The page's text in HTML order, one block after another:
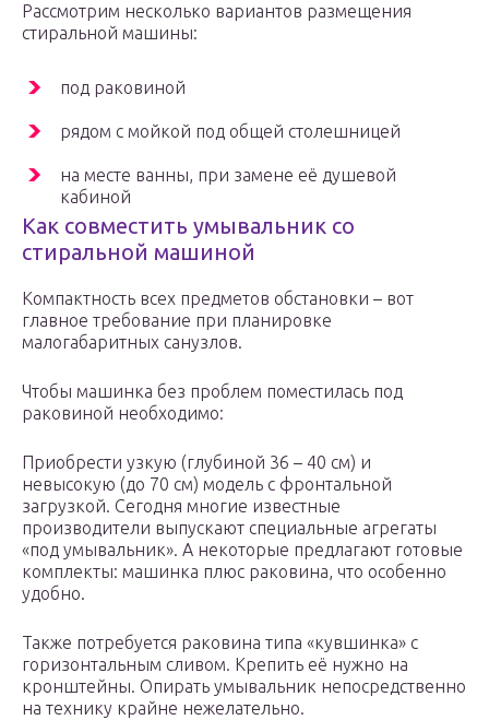
Рассмотрим несколько вариантов размещения
стиральной машины:
под раковиной
рядом с мойкой под общей столешницей
на месте ванны, при замене её душевой
кабиной
Как совместить умывальник со
стиральной машиной
Компактность всех предметов обстановки – вот
главное требование при планировке
малогабаритных санузлов.
Чтобы машинка без проблем поместилась под
раковиной необходимо:
Приобрести узкую (глубиной 36 – 40 см) и
невысокую (до 70 см) модель с фронтальной
загрузкой. Сегодня многие известные
производители выпускают специальные агрегаты
«под умывальник». А некоторые предлагают готовые
комплекты: машинка плюс раковина, что особенно
удобно.
Также потребуется раковина типа «кувшинка» с
горизонтальным сливом. Крепить её нужно на
кронштейны. Опирать умывальник непосредственно
на технику крайне нежелательно.